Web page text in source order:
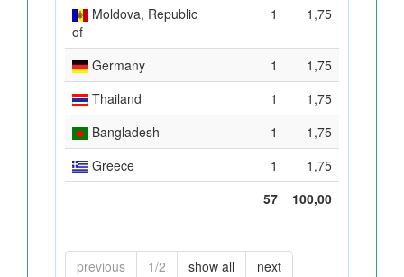
Moldova, Republic
of
1 1,75
Germany 1
1,75
Thailand
1
1,75
Bangladesh
1
1,75
Greece
1
1,75
57
100,00
previous 1/2 show all next